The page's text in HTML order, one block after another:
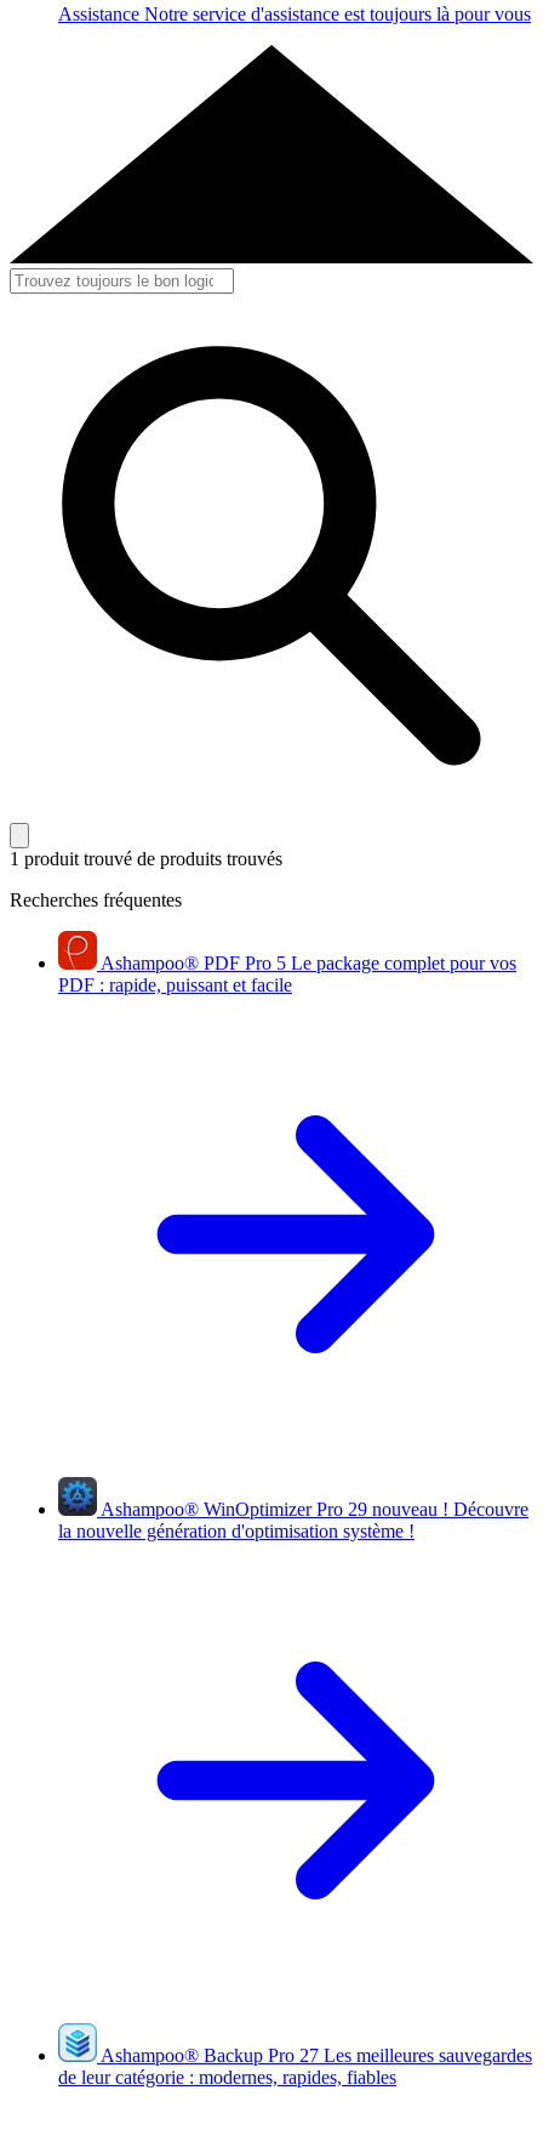
Assistance Notre service d'assistance est toujours là pour vous
1 produit trouvé de produits trouvés
Recherches fréquentes
Ashampoo® PDF Pro 5 Le package complet pour vos
PDF : rapide, puissant et facile
Ashampoo® WinOptimizer Pro 29 nouveau ! Découvre
la nouvelle génération d'optimisation système !
Ashampoo® Backup Pro 27 Les meilleures sauvegardes
de leur catégorie : modernes, rapides, fiables